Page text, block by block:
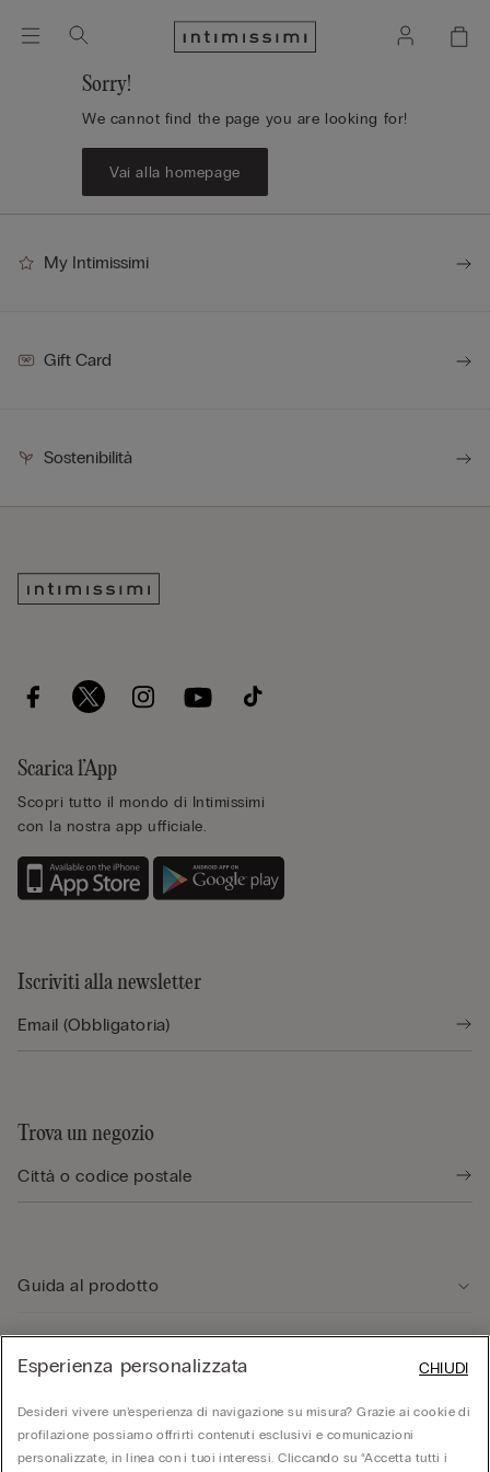
Sorry!
We cannot find the page you are looking for!
Vai alla homepage
My Intimissimi
Gift Card
Sostenibilità
Scarica l’App
Scopri tutto il mondo di Intimissimi
con la nostra app ufficiale.
Iscriviti alla newsletter
Trova un negozio
Guida al prodotto
Area Legale
Esperienza personalizzata
Desideri vivere un’esperienza di navigazione su misura? Grazie ai cookie di
profilazione possiamo offrirti contenuti esclusivi e comunicazioni
personalizzate, in linea con i tuoi interessi. Cliccando su “Accetta tutti i
CHIUDI